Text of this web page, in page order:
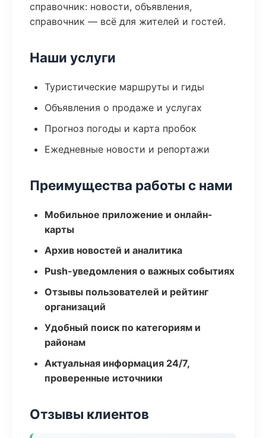
справочник: новости, объявления,
справочник — всё для жителей и гостей.
Наши услуги
Туристические маршруты и гиды
Объявления о продаже и услугах
Прогноз погоды и карта пробок
Ежедневные новости и репортажи
Преимущества работы с нами
Мобильное приложение и онлайн-
карты
Архив новостей и аналитика
Push-уведомления о важных событиях
Отзывы пользователей и рейтинг
организаций
Удобный поиск по категориям и
районам
Актуальная информация 24/7,
проверенные источники
Отзывы клиентов